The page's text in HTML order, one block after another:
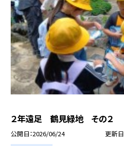
２年遠足 鶴見緑地 その２
公開日 2026/06/24 更新日